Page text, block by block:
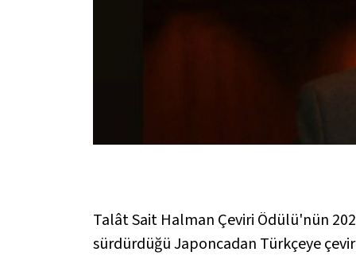
Talât Sait Halman Çeviri Ödülü'nün
sürdürdüğü Japoncadan Türkçeye